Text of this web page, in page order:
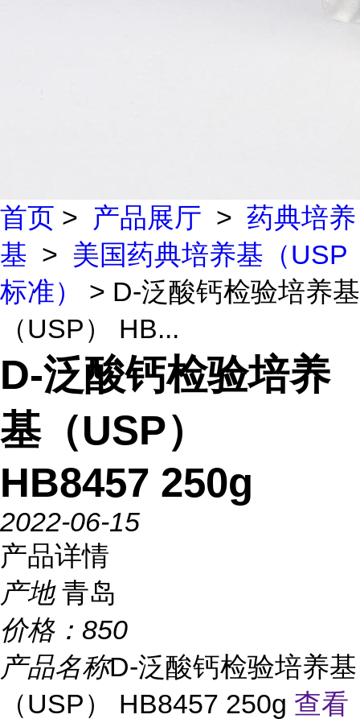
首页 > 产品展厅 > 药典培养
基 > 美国药典培养基（USP
标准） > D-泛酸钙检验培养基
（USP） HB...
D-泛酸钙检验培养
基（USP）
HB8457 250g
2022-06-15
产品详情
产地 青岛
价格： 850
产品名称D-泛酸钙检验培养基
（USP） HB8457 250g 查看